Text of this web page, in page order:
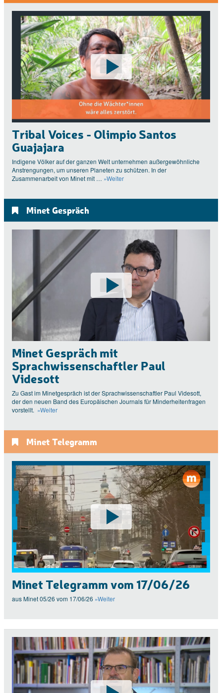
Tribal Voices - Olimpio Santos
Guajajara
Indigene Völker auf der ganzen Welt unternehmen außergewöhnliche
Anstrengungen, um unseren Planeten zu schützen. In der
Zusammenarbeit von Minet mit … »Weiter
Minet Gespräch
Minet Gespräch mit
Sprachwissenschaftler Paul
Videsott
Zu Gast im Minetgespräch ist der Sprachwissenschaftler Paul Videsott,
der den neuen Band des Europäischen Journals für Minderheitenfragen
vorstellt. »Weiter
Minet Telegramm
Minet Telegramm vom 17/06/26
aus Minet 05/26 vom 17/06/26 »Weiter